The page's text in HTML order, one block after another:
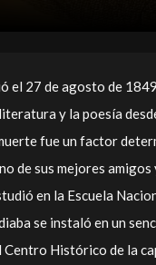
el 27 de agosto de
y la poesía
fue un factor
de sus mejores
en la Escuela
se instaló en un
Centro Histórico de la